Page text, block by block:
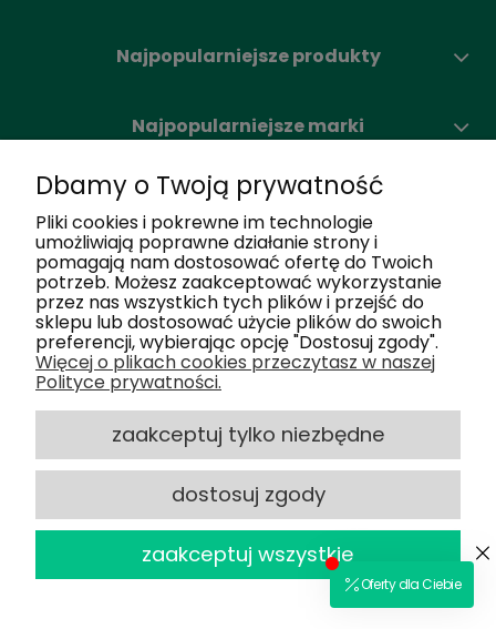
Najpopularniejsze produkty
Najpopularniejsze marki
Moje konto
Nasze salony
Dlaczego my
Obsługa klienta
2025 © Optiland.pl - Wszelkie Prawa
Sklep internetowy Shoper.pl
powered by
Dbamy o Twoją prywatność
Pliki cookies i pokrewne im technologie
umożliwiają poprawne działanie strony i
pomagają nam dostosować ofertę do Twoich
potrzeb. Możesz zaakceptować wykorzystanie
przez nas wszystkich tych plików i przejść do
sklepu lub dostosować użycie plików do swoich
preferencji, wybierając opcję "Dostosuj zgody".
Więcej o plikach cookies przeczytasz w naszej
Polityce prywatności.
zaakceptuj tylko niezbędne
dostosuj zgody
zaakceptuj wszystkie